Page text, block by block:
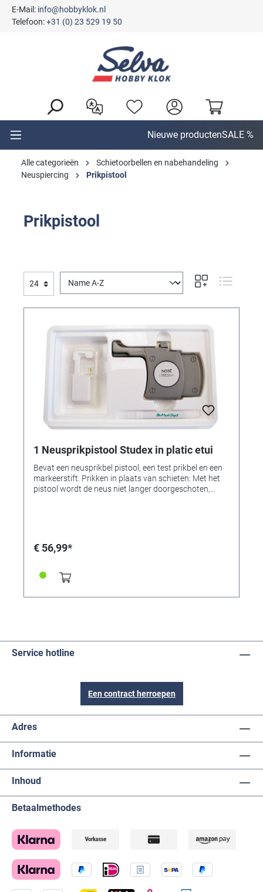
E-Mail: info@hobbyklok.nl
Telefoon:+31 (0) 23 529 19 50
Nieuwe productenSALE %
Alle categorieën
Schietoorbellen en nabehandeling
Neuspiercing
Prikpistool
Prikpistool
1 Neusprikpistool Studex in platic etui
Bevat een neusprikbel pistool, een test prikbel en een
markeerstift. Prikken in plaats van schieten: Met het
pistool wordt de neus niet langer doorgeschoten,
pistool eenvoudig en snel worden geladen ongeacht
€ 56,99*
Service hotline
Een contract herroepen
Adres
Informatie
Inhoud
Betaalmethodes